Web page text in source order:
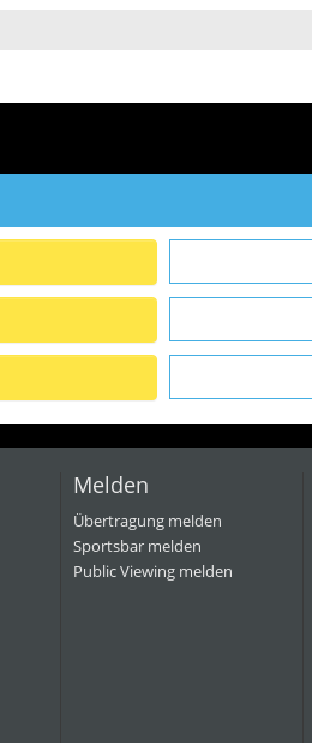
Melden
Übertragung melden
Sportsbar melden
Public Viewing melden